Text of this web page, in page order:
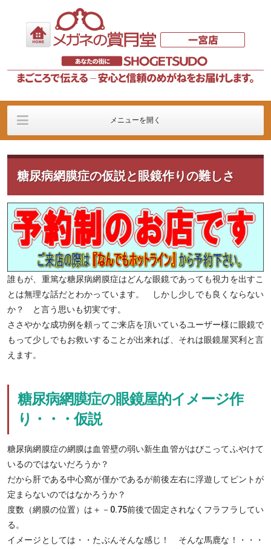
メニューを開く
コンタクトレンズの老
眼対策専門店
一宮店案内
糖尿病網膜症の仮説と眼鏡作りの難しさ
誰もが、重篤な糖尿病網膜症はどんな眼鏡であっても視力を出すこ
とは無理な話だとわかっています。 しかし少しでも良くならない
か？ と言う思いも切実です。
ささやかな成功例を頼ってご来店を頂いているユーザー様に眼鏡で
もって少しでもお救いすることが出来れば、それは眼鏡屋冥利と言
えます。
糖尿病網膜症の眼鏡屋的イメージ作
り・・・仮説
糖尿病網膜症の網膜は血管壁の弱い新生血管がはびこってふやけて
いるのではないだろうか？
だから肝である中心窩が僅かであるが前後左右に浮遊してピントが
定まらないのではなかろうか？
度数（網膜の位置）は＋－0.75前後で固定されなくフラフラしてい
る。
イメージとしては・・たぶんそんな感じ！ そんな馬鹿な！・・・